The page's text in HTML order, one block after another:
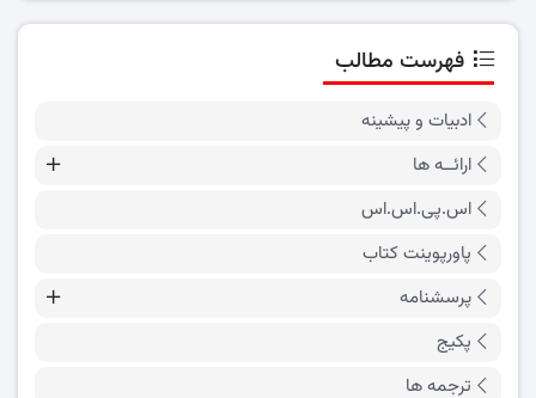
فهرست مطالب
ادبیات و پیشینه
ارائــه ها
اس.پی.اس.اس
پاورپوینت کتاب
پرسشنامه
پکیج
ترجمه ها